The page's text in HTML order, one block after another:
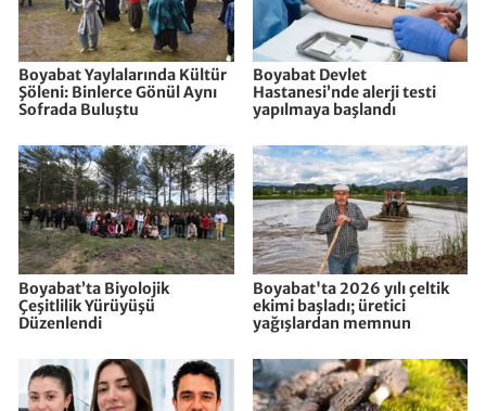
Boyabat Yaylalarında Kültür
Şöleni: Binlerce Gönül Aynı
Sofrada Buluştu
Boyabat Devlet
Hastanesi’nde alerji testi
yapılmaya başlandı
Boyabat’ta Biyolojik
Çeşitlilik Yürüyüşü
Düzenlendi
Boyabat'ta 2026 yılı çeltik
ekimi başladı; üretici
yağışlardan memnun